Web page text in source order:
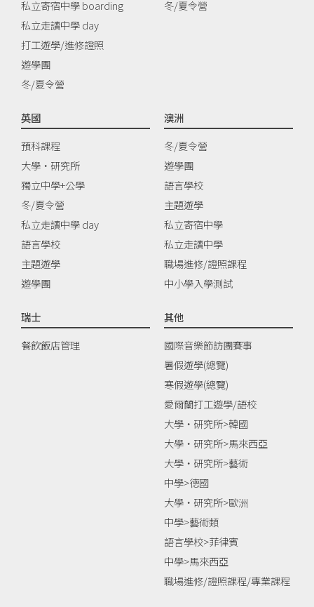
私立寄宿中學 boarding
私立走讀中學 day
打工遊學/進修證照
遊學團
冬/夏令營
冬/夏令營
英國
預科課程
大學‧研究所
獨立中學+公學
冬/夏令營
私立走讀中學 day
語言學校
主題遊學
遊學團
澳洲
冬/夏令營
遊學團
語言學校
主題遊學
私立寄宿中學
私立走讀中學
職場進修/證照課程
中小學入學測試
瑞士
餐飲飯店管理
其他
國際音樂節訪團賽事
暑假遊學(總覽)
寒假遊學(總覽)
愛爾蘭打工遊學/語校
大學‧研究所>韓國
大學‧研究所>馬來西亞
大學‧研究所>藝術
中學>德國
大學‧研究所>歐洲
中學>藝術類
語言學校>菲律賓
中學>馬來西亞
職場進修/證照課程/專業課程